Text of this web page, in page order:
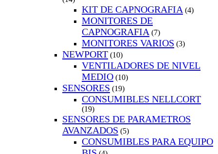
KIT DE CAPNOGRAFIA (4)
MONITORES DE
CAPNOGRAFIA (7)
MONITORES VARIOS (3)
NEWPORT (10)
VENTILADORES DE NIVEL
MEDIO (10)
SENSORES (19)
CONSUMIBLES NELLCORT
(19)
SENSORES DE PARAMETROS
AVANZADOS (5)
CONSUMIBLES PARA EQUIPO